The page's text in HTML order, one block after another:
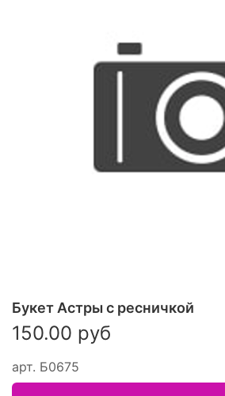
арт. Б0675
Букет Астры с ресничкой
150.00 руб